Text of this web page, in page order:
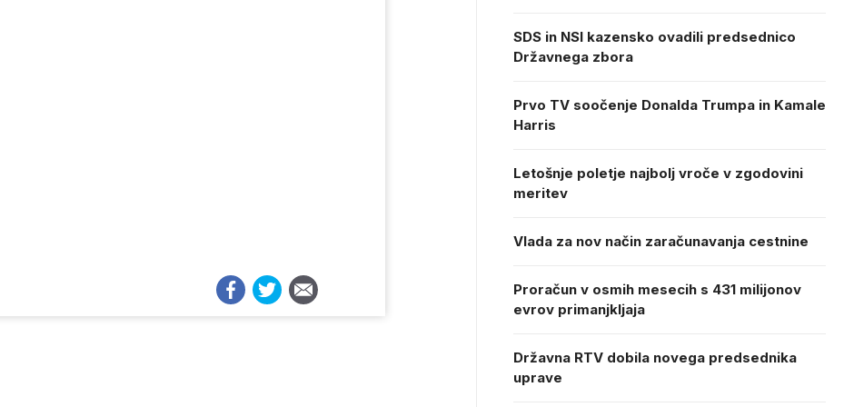
SDS in NSI kazensko ovadili predsednico
Državnega zbora
Prvo TV soočenje Donalda Trumpa in Kamale
Harris
Letošnje poletje najbolj vroče v zgodovini
meritev
Vlada za nov način zaračunavanja cestnine
Proračun v osmih mesecih s 431 milijonov
evrov primanjkljaja
Državna RTV dobila novega predsednika
uprave